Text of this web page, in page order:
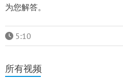
为您解答。
5:10
所有视频